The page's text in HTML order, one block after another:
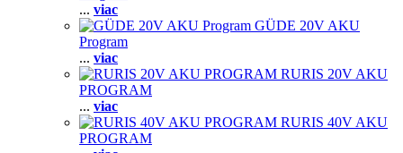
... viac
GÜDE 20V AKU
Program
... viac
RURIS 20V AKU
PROGRAM
... viac
RURIS 40V AKU
PROGRAM